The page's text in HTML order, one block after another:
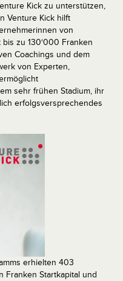
Kick zu unterstützen,
Venture Kick hilft
von
zu 130‘000 Franken
Coachings und dem
von Experten,
sehr frühen Stadium, ihr
erfolgsversprechendes
erhielten 403
Franken Startkapital und